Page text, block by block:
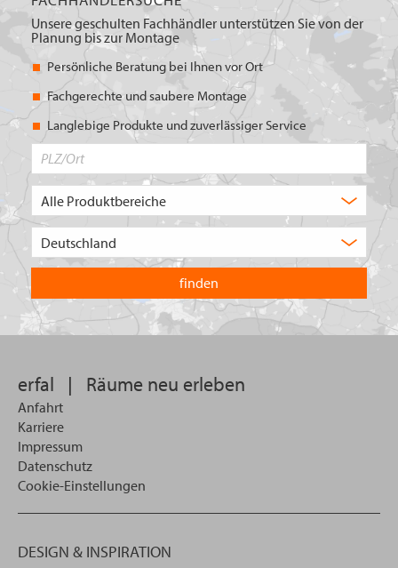
Unsere geschulten Fachhändler unterstützen Sie von der
Planung bis zur Montage
Persönliche Beratung bei Ihnen vor Ort
Fachgerechte und saubere Montage
Langlebige Produkte und zuverlässiger Service
in
welchem
Land
Sie
suchen
erfal | Räume neu erleben
Anfahrt
Karriere
Impressum
Datenschutz
Cookie-Einstellungen
DESIGN & INSPIRATION